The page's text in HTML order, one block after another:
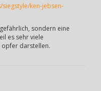
ken-jebsen-
sondern eine
es sehr viele
opfer darstellen.